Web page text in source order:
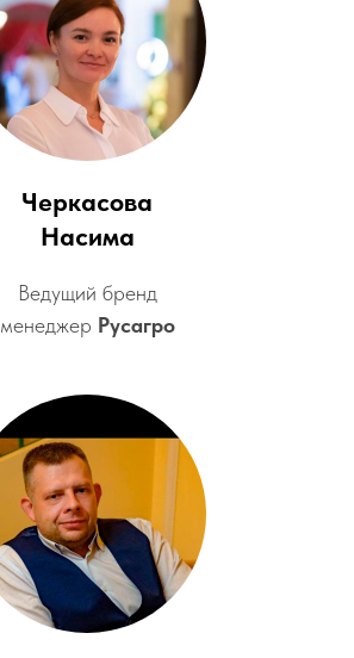
Черкасова
Насима
Ведущий бренд
менеджер Русагро